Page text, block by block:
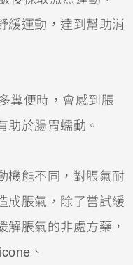
緩運動，達到幫助消
糞便時，會感到脹
助於腸胃蠕動。
機能不同，對脹氣耐
成脹氣，除了嘗試緩
解脹氣的非處方藥，
、